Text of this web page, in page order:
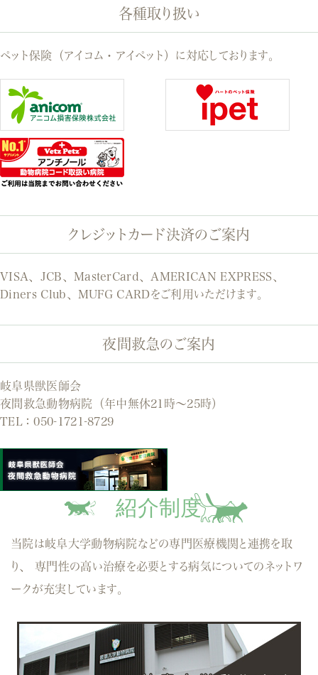
各種取り扱い
ペット保険（アイコム・アイペット）に対応しております。
クレジットカード決済のご案内
VISA、JCB、MasterCard、AMERICAN EXPRESS、
Diners Club、MUFG CARDをご利用いただけます。
夜間救急のご案内
岐阜県獣医師会
夜間救急動物病院（年中無休21時～25時）
TEL：050-1721-8729
紹介制度
当院は岐阜大学動物病院などの専門医療機関と連携を取
り、
専門性の高い治療を必要とする病気についてのネットワ
ークが充実しています。